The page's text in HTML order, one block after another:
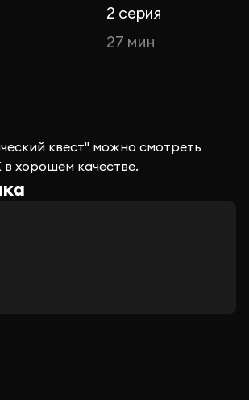
2 серия
27 мин
квест" можно смотреть
в хорошем качестве.